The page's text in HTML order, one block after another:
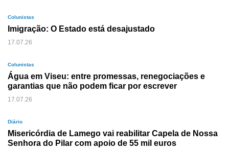
Colunistas
Imigração: O Estado está desajustado
17.07.26
Colunistas
Água em Viseu: entre promessas, renegociações e
garantias que não podem ficar por escrever
17.07.26
Diário
Misericórdia de Lamego vai reabilitar Capela de Nossa
Senhora do Pilar com apoio de 55 mil euros